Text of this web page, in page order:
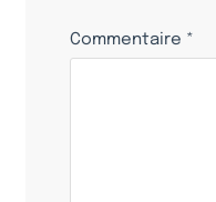
Commentaire *